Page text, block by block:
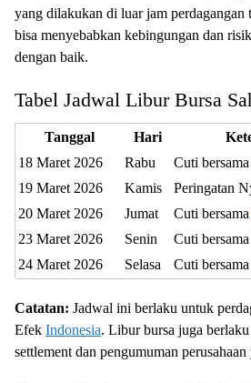
yang dilakukan di luar jam perdagangan
bisa menyebabkan kebingungan dan
dengan baik.
Tabel Jadwal Libur Bursa
Tanggal Hari
18 Maret 2026
Rabu
Cuti
19 Maret 2026
Kamis
Peringatan
20 Maret 2026
Jumat Cuti bersama
23 Maret 2026
Senin
Cuti
24 Maret 2026
Selasa Cuti
Catatan: Jadwal ini berlaku untuk
Efek Indonesia. Libur bursa juga
settlement dan pengumuman perusahaan